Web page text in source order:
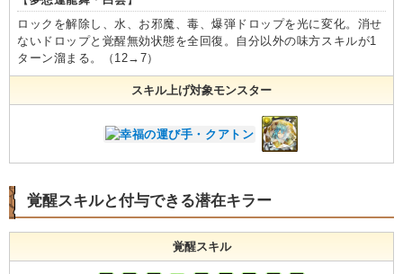
ロックを解除し、水、お邪魔、毒、爆弾ドロップを光に変化。消せ
ないドロップと覚醒無効状態を全回復。自分以外の味方スキルが1
ターン溜まる。（12→7）
スキル上げ対象モンスター
覚醒スキルと付与できる潜在キラー
覚醒スキル